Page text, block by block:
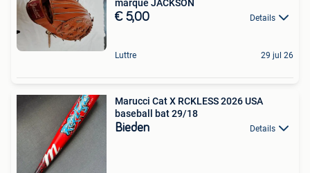
marque JACKSON
€ 5,00 Details
Luttre 29 jul 26
Marucci Cat X RCKLESS 2026 USA
baseball bat 29/18
Bieden Details